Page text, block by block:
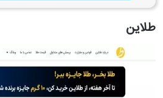
طلاین